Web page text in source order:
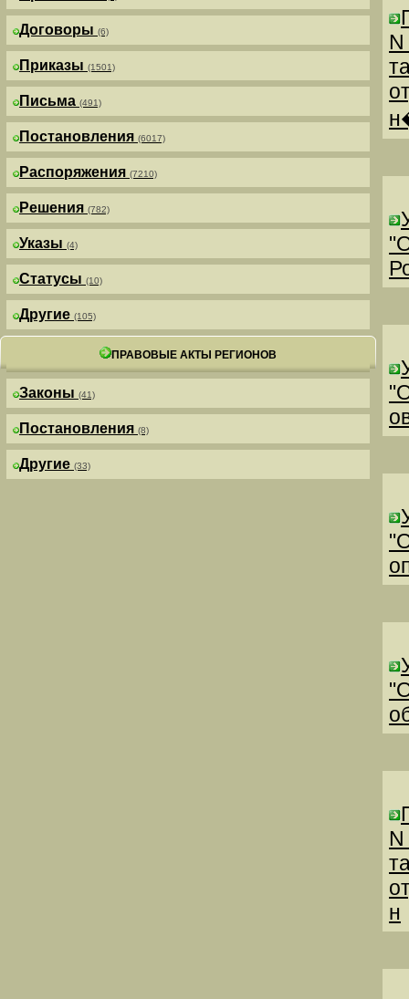
Договоры (6)
Приказы (1501)
Письма (491)
Постановления (6017)
Распоряжения (7210)
Решения (782)
Указы (4)
Статусы (10)
Другие (105)
ПРАВОВЫЕ АКТЫ РЕГИОНОВ
Законы (41)
Постановления (8)
Другие (33)
н